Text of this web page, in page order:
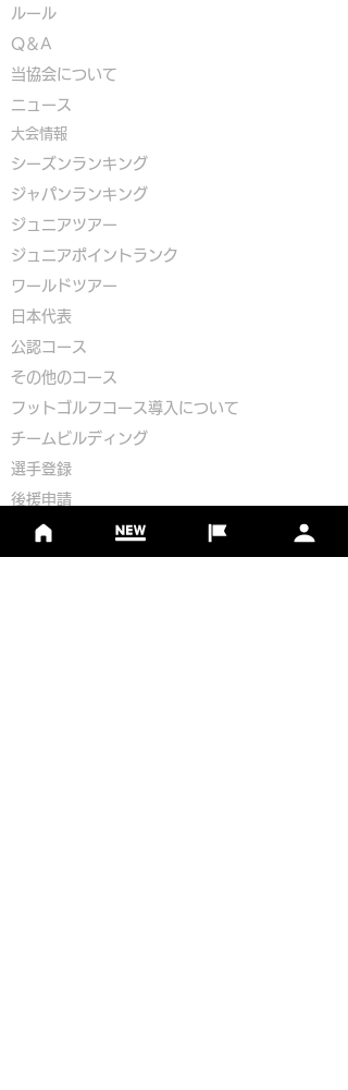
ルール
Q＆A
​当協会について
​ニュース
大会情報
シーズンランキング
ジャパンランキング
ジュニアツアー
ジュニアポイントランク
​ワールドツアー
​​日本代表
公認コース
​その他のコース
​ フットゴルフコース導入について
​チームビルディング
選手登録​
​後援申請
​イベント依頼
プライバシーポリシー